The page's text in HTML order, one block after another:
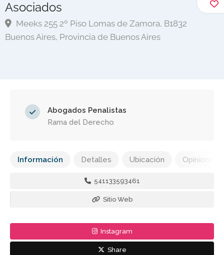
Asociados
Meeks 255 2º Piso Lomas de Zamora, B1832
Buenos Aires, Provincia de Buenos Aires
Abogados Penalistas
Rama del Derecho
Información Detalles Ubicación Opiniones
541133593461
Sitio Web
Instagram
Share